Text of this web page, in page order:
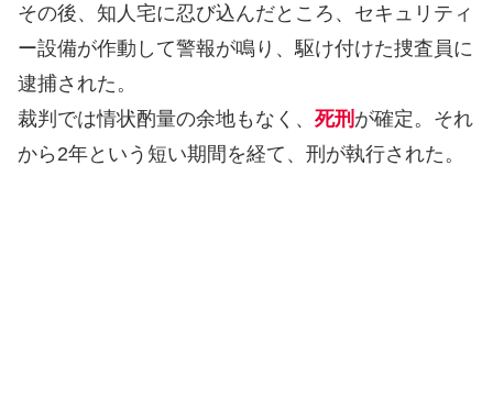
その後、知人宅に忍び込んだところ、セキュリティ
ー設備が作動して警報が鳴り、駆け付けた捜査員に
逮捕された。
裁判では情状酌量の余地もなく、 死刑 が確定。それ
から2年という短い期間を経て、刑が執行された。